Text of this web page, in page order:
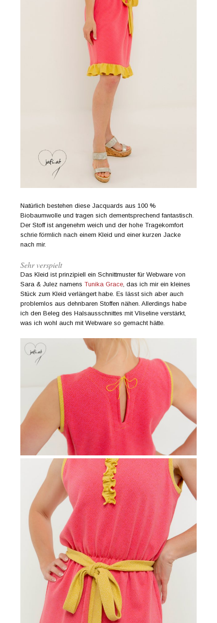
Natürlich bestehen diese Jacquards aus 100 %
Biobaumwolle und tragen sich dementsprechend fantastisch.
Der Stoff ist angenehm weich und der hohe Tragekomfort
schrie förmlich nach einem Kleid und einer kurzen Jacke
nach mir.
Sehr verspielt
Das Kleid ist prinzipiell ein Schnittmuster für Webware von
Sara & Julez namensTunika Grace , das ich mir ein kleines
Stück zum Kleid verlängert habe. Es lässt sich aber auch
problemlos aus dehnbaren Stoffen nähen. Allerdings habe
ich den Beleg des Halsausschnittes mit Vliseline verstärkt,
was ich wohl auch mit Webware so gemacht hätte.